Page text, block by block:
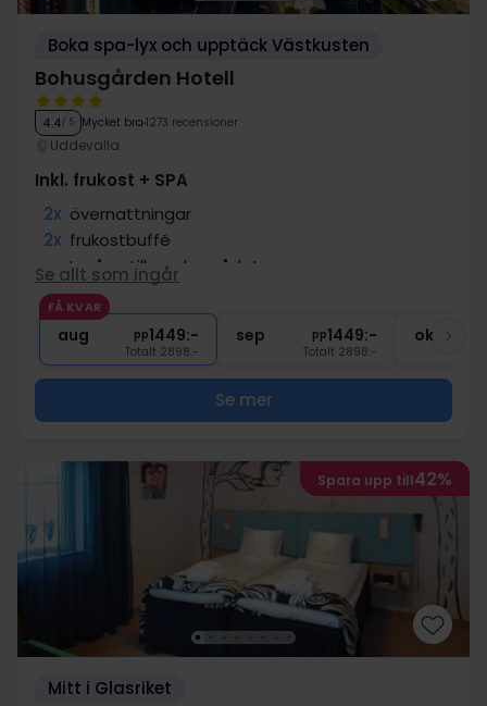
Boka spa-lyx och upptäck Västkusten
Bohusgården Hotell
4.4/ 5 Mycket bra 1273 recensioner
Uddevalla
Inkl. frukost + SPA
2x övernattningar
2x frukostbuffé
∞
Ingång till poolområdet
∞ Badrock och handdukar
∞ Gratis internet och parkering
Se allt som ingår
FÅ KVAR
aug pp1449:-
Totalt 2898:-
sep pp1449:-
Totalt 2898:-
okt
Se mer
Spara upp till42%
Mitt i Glasriket